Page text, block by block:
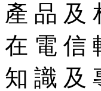
產 品 及
在 電 信
知 識 及